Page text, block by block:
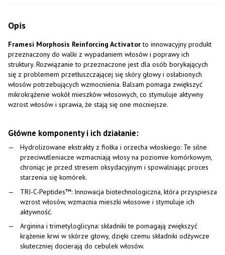
Opis
Framesi Morphosis Reinforcing Activatorto innowacyjny produkt
przeznaczony do walki z wypadaniem włosów i poprawy ich
struktury. Rozwiązanie to przeznaczone jest dla osób borykających
się z problemem przetłuszczającej się skóry głowy i osłabionych
włosów potrzebujących wzmocnienia. Balsam pomaga zwiększyć
mikrokrążenie wokół mieszków włosowych, co stymuluje aktywny
wzrost włosów i sprawia, że stają się one mocniejsze.
Główne komponenty i ich działanie:
Hydrolizowane ekstrakty z fiołka i orzecha włoskiego: Te silne
przeciwutleniacze wzmacniają włosy na poziomie komórkowym,
chroniąc je przed stresem oksydacyjnym i spowalniając proces
starzenia się komórek.
TRI-C-Peptides™: Innowacja biotechnologiczna, która przyspiesza
wzrost włosów, wzmacnia mieszki włosowe i stymuluje ich
aktywność.
Arginina i trimetyloglicyna: składniki te pomagają zwiększyć
krążenie krwi w skórze głowy, dzięki czemu składniki odżywcze
skuteczniej docierają do cebulek włosów.